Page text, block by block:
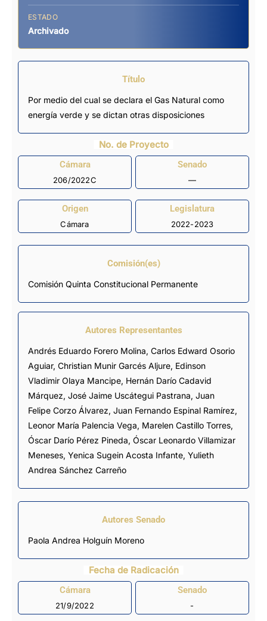
ESTADO
Archivado
Título
Por medio del cual se declara el Gas Natural como
energía verde y se dictan otras disposiciones
No. de Proyecto
Cámara
206/2022C
Senado
—
Origen
Cámara
Legislatura
2022-2023
Comisión(es)
Comisión Quinta Constitucional Permanente
Autores Representantes
Andrés Eduardo Forero Molina, Carlos Edward Osorio
Aguiar, Christian Munir Garcés Aljure, Edinson
Vladimir Olaya Mancipe, Hernán Darío Cadavid
Márquez, José Jaime Uscátegui Pastrana, Juan
Felipe Corzo Álvarez, Juan Fernando Espinal Ramírez,
Leonor María Palencia Vega, Marelen Castillo Torres,
Óscar Darío Pérez Pineda, Óscar Leonardo Villamizar
Meneses, Yenica Sugein Acosta Infante, Yulieth
Andrea Sánchez Carreño
Autores Senado
Paola Andrea Holguín Moreno
Fecha de Radicación
Cámara
21/9/2022
Senado
-